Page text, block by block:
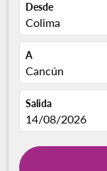
Desde
Colima
A
Cancún
Salida
fc-booking-
14/08/2026